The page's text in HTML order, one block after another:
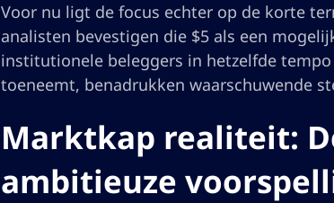
Voor nu ligt de focus echter op de korte
analisten bevestigen die $5 als een
institutionele beleggers in hetzelfde tempo
toeneemt, benadrukken waarschuwende
Marktkap realiteit:
ambitieuze